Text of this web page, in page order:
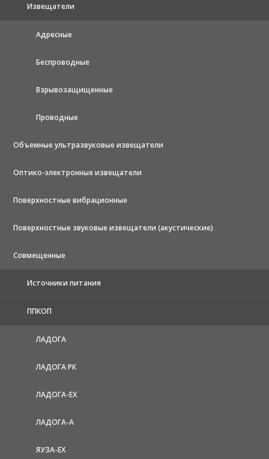
Извещатели
Адресные
Беспроводные
Взрывозащищенные
Проводные
Объемные ультразвуковые извещатели
Оптико-электронные извещатели
Поверхностные вибрационные
Поверхностные звуковые извещатели (акустические)
Совмещенные
Источники питания
ППКОП
ЛАДОГА
ЛАДОГА РК
ЛАДОГА-EX
ЛАДОГА-А
ЯУЗА-ЕХ